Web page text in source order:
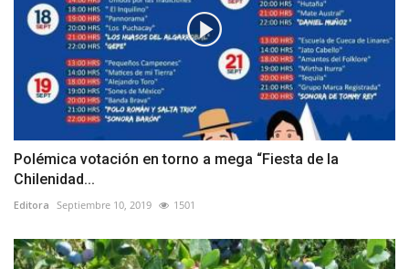
Polémica votación en torno a mega “Fiesta de la
Chilenidad...
Editora Septiembre 10, 2019 1501